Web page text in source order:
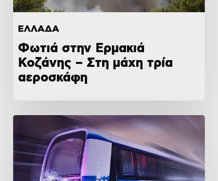
ΕΛΛΑΔΑ
Φωτιά στην Ερμακιά
Κοζάνης – Στη μάχη τρία
αεροσκάφη